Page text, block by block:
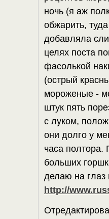
ночь (я аж
обжарить,
добавляла
целях поста
фасолькой
(острый
мороженые -
штук пять
с луком,
они долго у
часа полтора.
больших
делаю на глаз
http://